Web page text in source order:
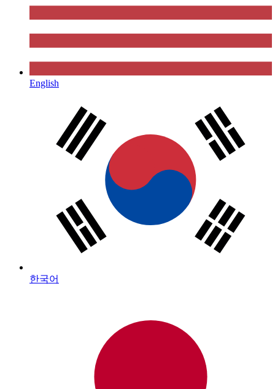
English
한국어